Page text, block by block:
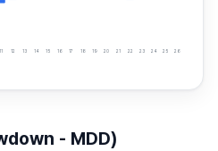
11 12 13 14 15 16 17 18 19 20 21 22 23 24 25 26
- MDD)